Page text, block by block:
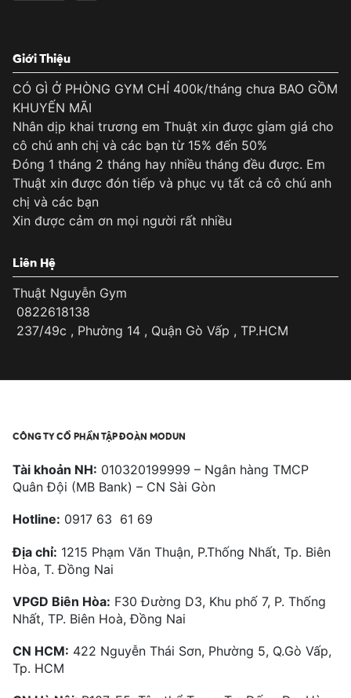
Giới Thiệu
CÓ GÌ Ở PHÒNG GYM CHỈ 400k/tháng chưa BAO GỒM
KHUYẾN MÃI
Nhân dịp khai trương em Thuật xin được gỉam giá cho
cô chú anh chị và các bạn từ 15% đến 50%
Đóng 1 tháng 2 tháng hay nhiều tháng đều được. Em
Thuật xin được đón tiếp và phục vụ tất cả cô chú anh
chị và các bạn
Xin được cảm ơn mọi người rất nhiều
Liên Hệ
Thuật Nguyễn Gym
0822618138
237/49c , Phường 14 , Quận Gò Vấp , TP.HCM
CÔNG TY CỔ PHẦN TẬP ĐOÀN MODUN
Tài khoản NH: 010320199999 – Ngân hàng TMCP
Quân Đội (MB Bank) – CN Sài Gòn
Hotline: 0917 63 61 69
Địa chỉ: 1215 Phạm Văn Thuận, P.Thống Nhất, Tp. Biên
Hòa, T. Đồng Nai
VPGD Biên Hòa: F30 Đường D3, Khu phố 7, P. Thống
Nhất, TP. Biên Hoà, Đồng Nai
CN HCM: 422 Nguyễn Thái Sơn, Phường 5, Q.Gò Vấp,
Tp. HCM